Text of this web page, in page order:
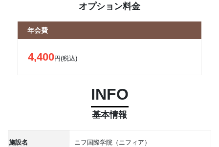
オプション料金
年会費
4,400円(税込)
INFO
基本情報
施設名 ニフ国際学院（ニフィア）